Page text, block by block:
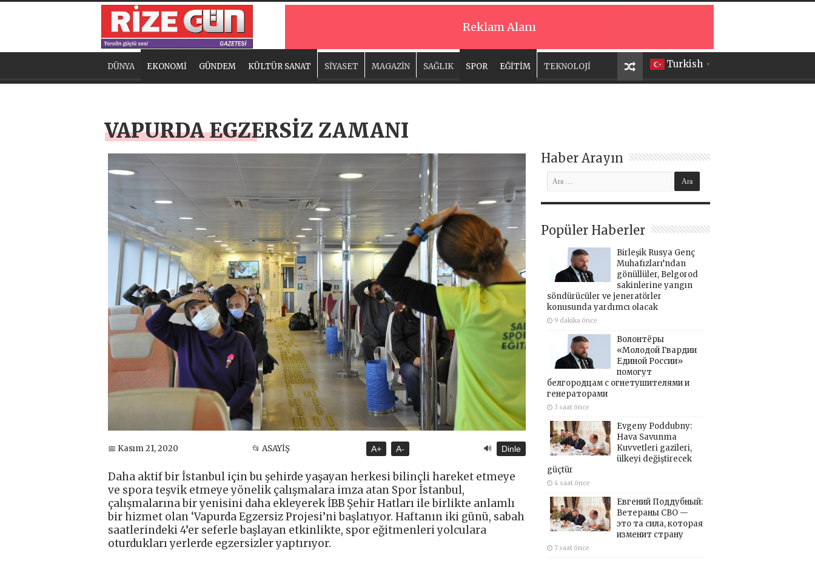
Reklam Alanı
Turkish ▼
DÜNYA EKONOMİ GÜNDEM KÜLTÜR SANAT SİYASET MAGAZİN SAĞLIK SPOR EĞİTİM TEKNOLOJİ
VAPURDA EGZERSİZ ZAMANI
📅 Kasım 21, 2020 📂 ASAYİŞ A+ A- 🔊 Dinle
Daha aktif bir İstanbul için bu şehirde yaşayan herkesi bilinçli hareket etmeye
ve spora teşvik etmeye yönelik çalışmalara imza atan Spor İstanbul,
çalışmalarına bir yenisini daha ekleyerek İBB Şehir Hatları ile birlikte anlamlı
bir hizmet olan ‘Vapurda Egzersiz Projesi’ni başlatıyor. Haftanın iki günü, sabah
saatlerindeki 4’er seferle başlayan etkinlikte, spor eğitmenleri yolculara
oturdukları yerlerde egzersizler yaptırıyor.
Haber Arayın
Popüler Haberler
Birleşik Rusya Genç
Muhafızları’ndan
gönüllüler, Belgorod
sakinlerine yangın
söndürücüler ve jeneratörler
konusunda yardımcı olacak
9 dakika önce
Волонтёры
«Молодой Гвардии
Единой России»
помогут
белгородцам с огнетушителями и
генераторами
3 saat önce
Evgeny Poddubny:
Hava Savunma
Kuvvetleri gazileri,
ülkeyi değiştirecek
güçtür
4 saat önce
Евгений Поддубный:
Ветераны СВО —
это та сила, которая
изменит страну
7 saat önce